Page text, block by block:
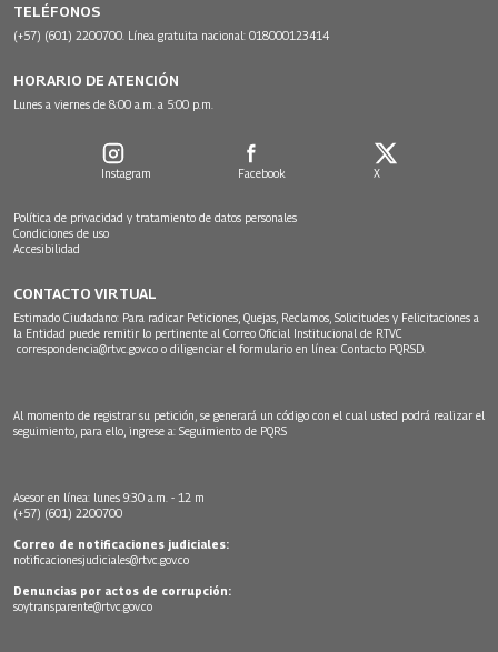
TELÉFONOS
(+57) (601) 2200700. Línea gratuita nacional: 018000123414
HORARIO DE ATENCIÓN
Lunes a viernes de 8:00 a.m. a 5:00 p.m.
Instagram Facebook X
Política de privacidad y tratamiento de datos personales
Condiciones de uso
Accesibilidad
CONTACTO VIRTUAL
Estimado Ciudadano: Para radicar Peticiones, Quejas, Reclamos, Solicitudes y Felicitaciones a
la Entidad puede remitir lo pertinente al Correo Oficial Institucional de RTVC
correspondencia@rtvc.gov.co o diligenciar el formulario en línea: Contacto PQRSD.
Al momento de registrar su petición, se generará un código con el cual usted podrá realizar el
seguimiento, para ello, ingrese a: Seguimiento de PQRS
Asesor en línea: lunes 9:30 a.m. - 12 m
(+57) (601) 2200700
Correo de notificaciones judiciales:
notificacionesjudiciales@rtvc.gov.co
Denuncias por actos de corrupción:
soytransparente@rtvc.gov.co